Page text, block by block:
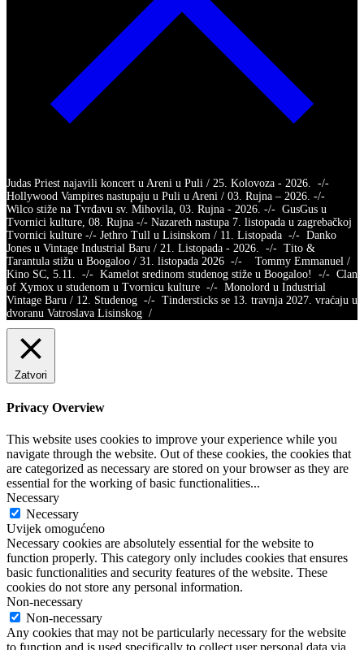
Judas Priest najavili koncert u Areni u Puli / 25. Kolovoza - 2026. -/-
Hollywood Vampires nastupaju u Puli u Areni / 03. Rujna – 2026. -/-
Wilco stiže na Tvrđavu sv. Mihovila, 03. Rujna - 2026. -/- GusGus u
Tvornici kulture, 08. Rujna -/- Nazareth nastupa 7. listopada u zagrebačkoj
Tvornici kulture -/- Jethro Tull u Lisinskom / 11. Listopada -/- Danko
Jones u Vintage Industrial Baru / 21. Listopada - 2026. -/- Tito &
Tarantula stižu u Boogaloo / 31. listopada 2026 -/- Tommy Emmanuel /
Kino SC, 5.11. -/- Kamelot sredinom studenog stiže u Boogaloo! -/- Clan
of Xymox u studenom u Tvornicu kulture -/- Monolord u Industrial
Vintage Baru / 12. Studenog -/- Tindersticks se 13. travnja 2027. vraćaju u
dvoranu Vatroslava Lisinskog /
Zatvori
Privacy Overview
This website uses cookies to improve your experience while you
navigate through the website. Out of these cookies, the cookies that
are categorized as necessary are stored on your browser as they are
essential for the working of basic functionalities...
Necessary
Necessary
Uvijek omogućeno
Necessary cookies are absolutely essential for the website to
function properly. This category only includes cookies that ensures
basic functionalities and security features of the website. These
cookies do not store any personal information.
Non-necessary
Non-necessary
Any cookies that may not be particularly necessary for the website